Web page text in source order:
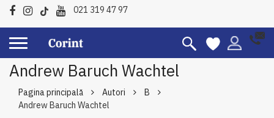
021 319 47 97
Andrew Baruch Wachtel
Pagina principală Autori
B
Andrew Baruch Wachtel